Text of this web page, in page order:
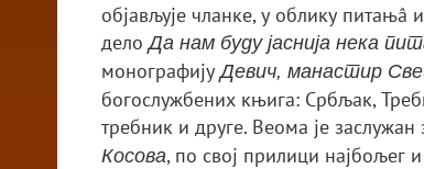
објављује чланке, у облику питањâ
делоДа нам буду јаснија нека
монографијуДевич, манастир
богослужбених књига: Србљак,
требник и друге. Веома је
Косова, по свој прилици најбољег